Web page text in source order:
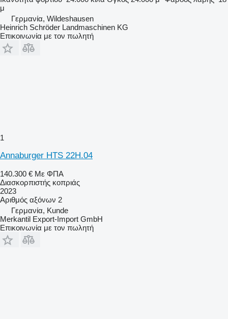
μ
Γερμανία, Wildeshausen
Heinrich Schröder Landmaschinen KG
Επικοινωνία με τον πωλητή
1
Annaburger HTS 22H.04
140.300 € Με ΦΠΑ
Διασκορπιστής κοπριάς
2023
Αριθμός αξόνων 2
Γερμανία, Kunde
Merkantil Export-Import GmbH
Επικοινωνία με τον πωλητή